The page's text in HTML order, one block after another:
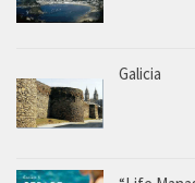
Galicia